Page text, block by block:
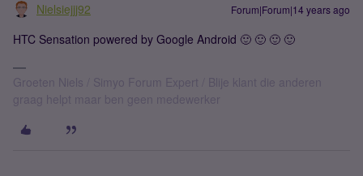
Nielsiejjj92 Forum|Forum|14 years ago
HTC Sensation powered by Google Android 🙂 🙂 🙂 🙂
Groeten Niels / Simyo Forum Expert / Blije klant die anderen
graag helpt maar ben geen medewerker